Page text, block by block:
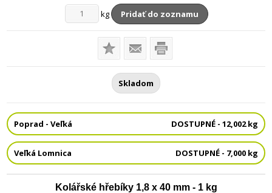
kg Pridať do zoznamu
Skladom
Poprad - Veľká DOSTUPNÉ - 12,002 kg
Veľká Lomnica DOSTUPNÉ - 7,000 kg
Kolářské hřebíky 1,8 x 40 mm - 1 kg